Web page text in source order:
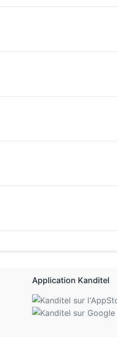
Application Kanditel